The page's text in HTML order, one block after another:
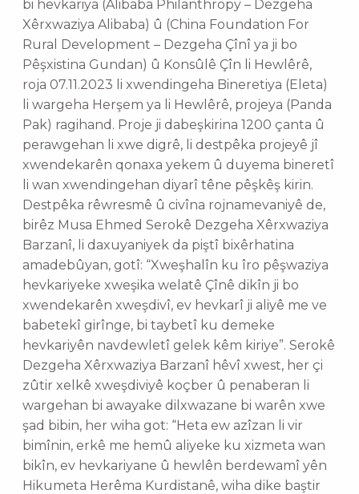
bi hevkariya (Alibaba Philanthropy – Dezgeha
Xêrxwaziya Alibaba) û (China Foundation For
Rural Development – Dezgeha Çînî ya ji bo
Pêşxistina Gundan) û Konsûlê Çîn li Hewlêrê,
roja 07.11.2023 li xwendingeha Bineretiya (Eleta)
li wargeha Herşem ya li Hewlêrê, projeya (Panda
Pak) ragihand. Proje ji dabeşkirina 1200 çanta û
perawgehan li xwe digrê, li destpêka projeyê jî
xwendekarên qonaxa yekem û duyema bineretî
li wan xwendingehan diyarî têne pêşkêş kirin.
Destpêka rêwresmê û civîna rojnamevaniyê de,
birêz Musa Ehmed Serokê Dezgeha Xêrxwaziya
Barzanî, li daxuyaniyek da piştî bixêrhatina
amadebûyan, gotî: “Xweşhalîn ku îro pêşwaziya
hevkariyeke xweşika welatê Çînê dikîn ji bo
xwendekarên xweşdivî, ev hevkarî ji aliyê me ve
babetekî girînge, bi taybetî ku demeke
hevkariyên navdewletî gelek kêm kiriye”. Serokê
Dezgeha Xêrxwaziya Barzanî hêvî xwest, her çi
zûtir xelkê xweşdiviyê koçber û penaberan li
wargehan bi awayake dilxwazane bi warên xwe
şad bibin, her wiha got: “Heta ew azîzan li vir
bimînin, erkê me hemû aliyeke ku xizmeta wan
bikîn, ev hevkariyane û hewlên berdewamî yên
Hikumeta Herêma Kurdistanê, wiha dike baştir